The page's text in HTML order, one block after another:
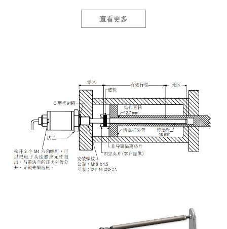
查看更多
液压油缸内置安装示意图